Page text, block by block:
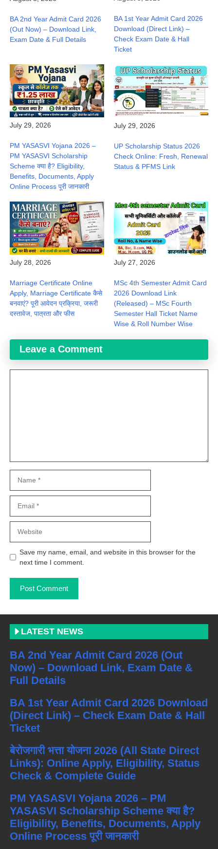
BA 2nd Year Admit Card 2026
(Out Now) – Download Link,
Exam Date & Full Details
BA 1st Year Admit Card 2026
Download (Direct Link) –
Check Exam Date & Hall
Ticket
July 29, 2026
PM YASASVI Yojana 2026 –
PM YASASVI Scholarship
Scheme क्या है? Eligibility,
Benefits, Documents, Apply
Online Process पूरी जानकारी
July 29, 2026
UP Scholarship Status 2026
Check Online: Fresh, Renewal
Status & PFMS Link
July 28, 2026
Marriage Certificate Online
Apply, Marriage Certificate कैसे
बनवाएं? पूरी आवेदन प्रक्रिया, जरूरी
दस्तावेज, पात्रता और फीस
July 27, 2026
MSc 4th Semester Admit Card
2026 Download Link
(Released) – MSc Fourth
Semester Hall Ticket Name
Wise & Roll Number Wise
Leave a Comment
Save my name, email, and website in this browser for the
next time I comment.
LATEST NEWS
BA 2nd Year Admit Card 2026 (Out
Now) – Download Link, Exam Date &
Full Details
BA 1st Year Admit Card 2026 Download
(Direct Link) – Check Exam Date & Hall
Ticket
बेरोजगारी भत्ता योजना 2026 (All State Direct
Links): Online Apply, Eligibility, Status
Check & Complete Guide
PM YASASVI Yojana 2026 – PM
YASASVI Scholarship Scheme क्या है?
Eligibility, Benefits, Documents, Apply
Online Process पूरी जानकारी